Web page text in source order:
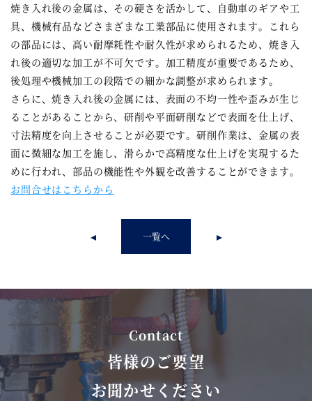
焼き入れ後の金属は、その硬さを活かして、自動車のギアや工
具、機械有品などさまざまな工業部品に使用されます。これら
の部品には、高い耐摩耗性や耐久性が求められるため、焼き入
れ後の適切な加工が不可欠です。加工精度が重要であるため、
後処理や機械加工の段階での細かな調整が求められます。
さらに、焼き入れ後の金属には、表面の不均一性や歪みが生じ
ることがあることから、研削や平面研削などで表面を仕上げ、
寸法精度を向上させることが必要です。研削作業は、金属の表
面に微細な加工を施し、滑らかで高精度な仕上げを実現するた
めに行われ、部品の機能性や外観を改善することができます。
お問合せはこちらから
一覧へ
Contact
皆様のご要望
お聞かせください